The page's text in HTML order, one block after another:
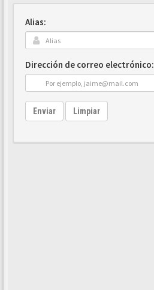
Alias:
Dirección de correo electrónico:
Enviar Limpiar